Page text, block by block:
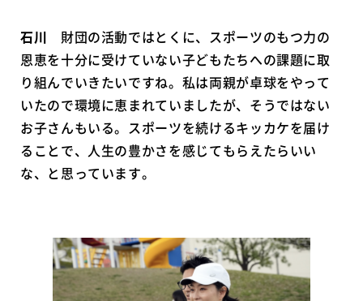
石川 財団の活動ではとくに、スポーツのもつ力の
恩恵を十分に受けていない子どもたちへの課題に取
り組んでいきたいですね。私は両親が卓球をやって
いたので環境に恵まれていましたが、そうではない
お子さんもいる。スポーツを続けるキッカケを届け
ることで、人生の豊かさを感じてもらえたらいい
な、と思っています。